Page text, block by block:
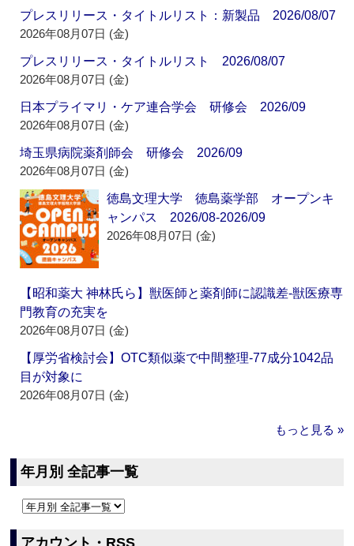
プレスリリース・タイトルリスト：新製品 2026/08/07
2026年08月07日 (金)
プレスリリース・タイトルリスト 2026/08/07
2026年08月07日 (金)
日本プライマリ・ケア連合学会 研修会 2026/09
2026年08月07日 (金)
埼玉県病院薬剤師会 研修会 2026/09
2026年08月07日 (金)
徳島文理大学 徳島薬学部 オープンキ
ャンパス 2026/08-2026/09
2026年08月07日 (金)
【昭和薬大 神林氏ら】獣医師と薬剤師に認識差‐獣医療専
門教育の充実を
2026年08月07日 (金)
【厚労省検討会】OTC類似薬で中間整理‐77成分1042品
目が対象に
2026年08月07日 (金)
もっと見る »
年月別 全記事一覧